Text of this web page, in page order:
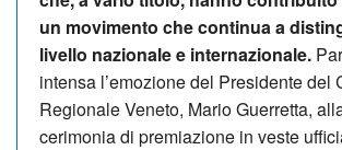
un movimento che continua a
livello nazionale e internazionale.
intensa l’emozione del Presidente del
Regionale Veneto, Mario Guerretta,
cerimonia di premiazione in veste